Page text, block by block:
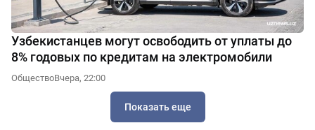
Узбекистанцев могут освободить от уплаты до
8% годовых по кредитам на электромобили
ОбществоВчера, 22:00
Показать еще